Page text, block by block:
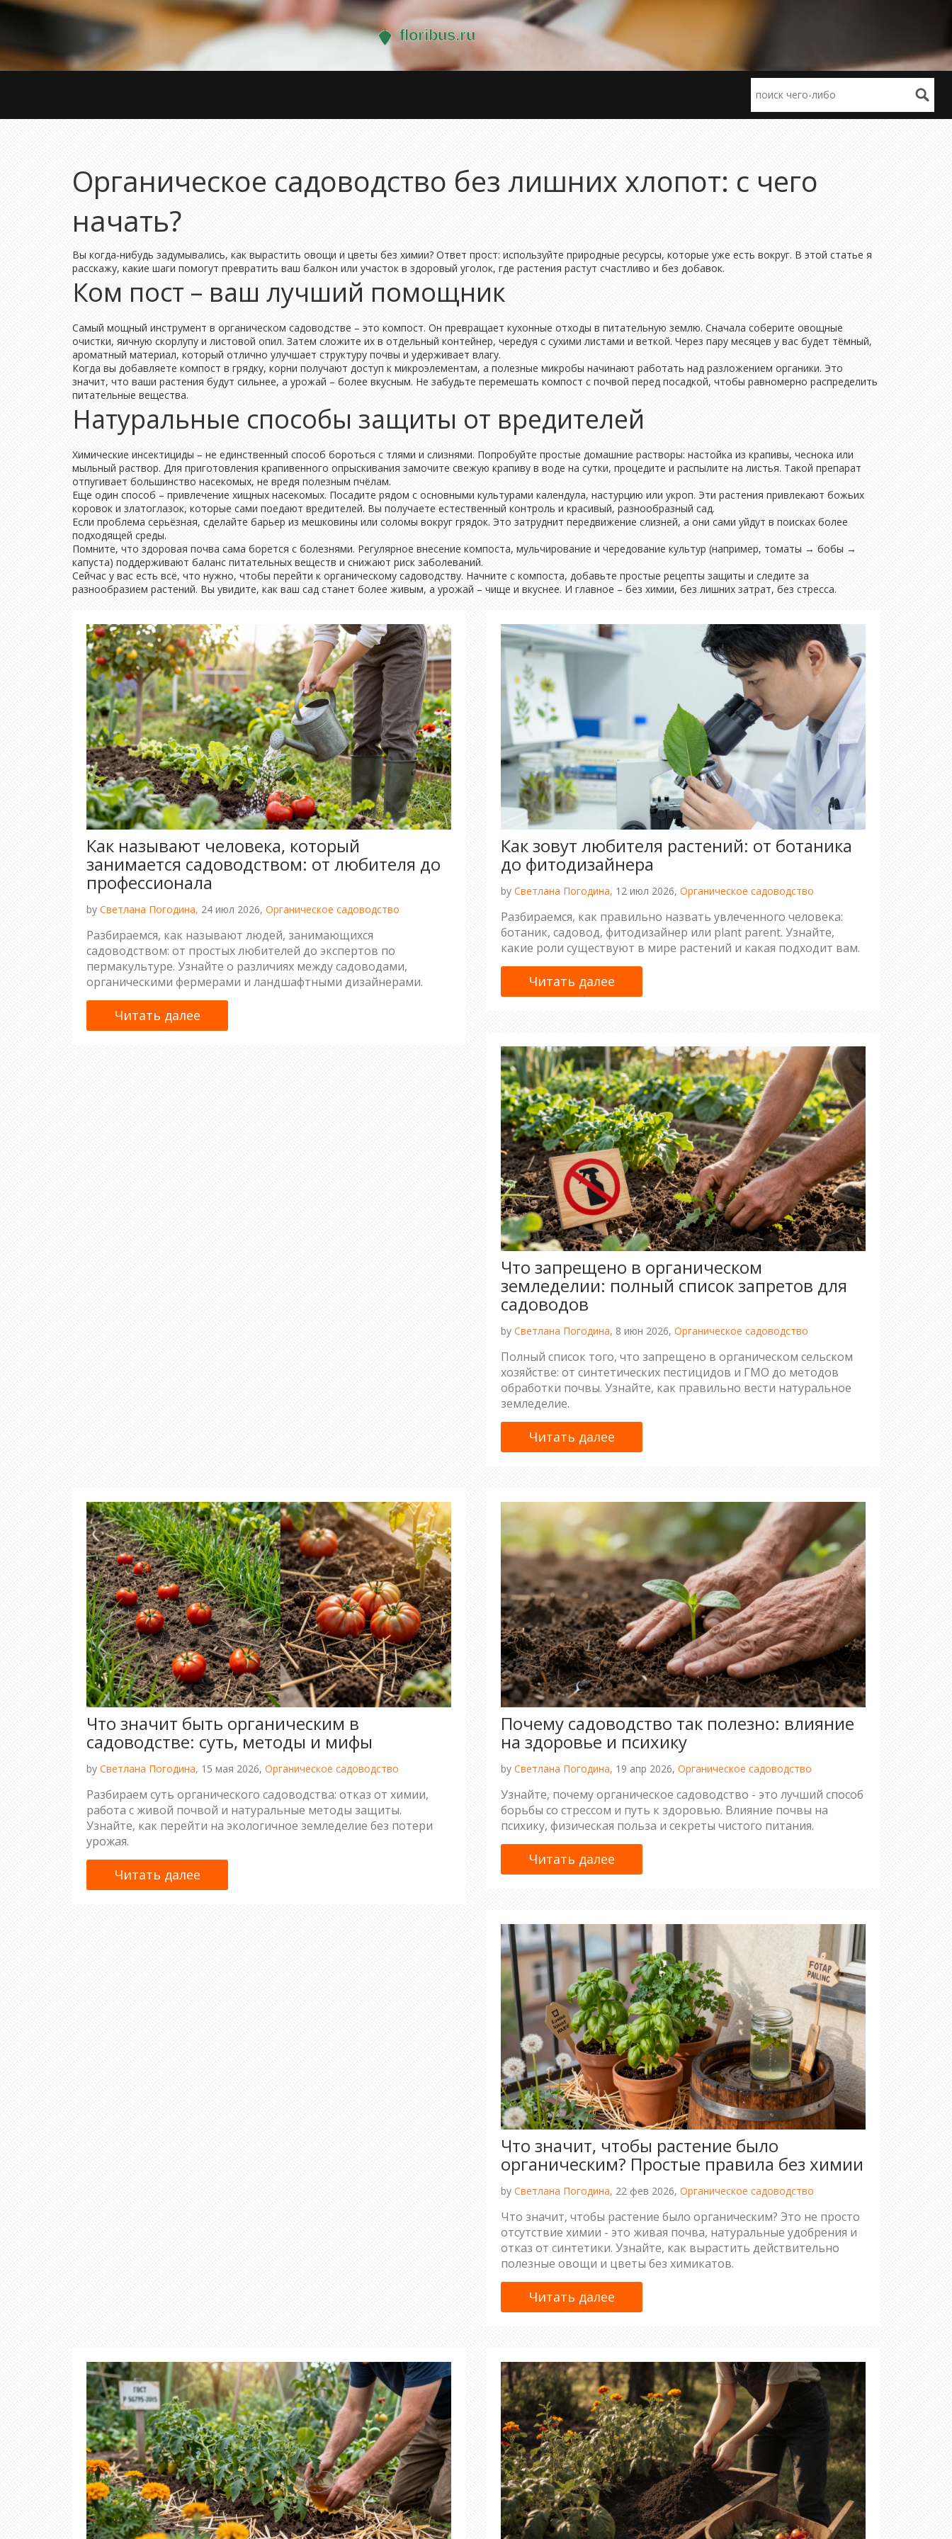
Органическое садоводство без лишних хлопот: с чего
начать?
Вы когда‑нибудь задумывались, как вырастить овощи и цветы без химии? Ответ прост: используйте природные ресурсы, которые уже есть вокруг. В этой статье я
расскажу, какие шаги помогут превратить ваш балкон или участок в здоровый уголок, где растения растут счастливо и без добавок.
Ком пост – ваш лучший помощник
Самый мощный инструмент в органическом садоводстве – это компост. Он превращает кухонные отходы в питательную землю. Сначала соберите овощные
очистки, яичную скорлупу и листовой опил. Затем сложите их в отдельный контейнер, чередуя с сухими листами и веткой. Через пару месяцев у вас будет тёмный,
ароматный материал, который отлично улучшает структуру почвы и удерживает влагу.
Когда вы добавляете компост в грядку, корни получают доступ к микроэлементам, а полезные микробы начинают работать над разложением органики. Это
значит, что ваши растения будут сильнее, а урожай – более вкусным. Не забудьте перемешать компост с почвой перед посадкой, чтобы равномерно распределить
питательные вещества.
Натуральные способы защиты от вредителей
Химические инсектициды – не единственный способ бороться с тлями и слизнями. Попробуйте простые домашние растворы: настойка из крапивы, чеснока или
мыльный раствор. Для приготовления крапивенного опрыскивания замочите свежую крапиву в воде на сутки, процедите и распылите на листья. Такой препарат
отпугивает большинство насекомых, не вредя полезным пчёлам.
Еще один способ – привлечение хищных насекомых. Посадите рядом с основными культурами календула, настурцию или укроп. Эти растения привлекают божьих
коровок и златоглазок, которые сами поедают вредителей. Вы получаете естественный контроль и красивый, разнообразный сад.
Если проблема серьёзная, сделайте барьер из мешковины или соломы вокруг грядок. Это затруднит передвижение слизней, а они сами уйдут в поисках более
подходящей среды.
Помните, что здоровая почва сама борется с болезнями. Регулярное внесение компоста, мульчирование и чередование культур (например, томаты → бобы →
капуста) поддерживают баланс питательных веществ и снижают риск заболеваний.
Сейчас у вас есть всё, что нужно, чтобы перейти к органическому садоводству. Начните с компоста, добавьте простые рецепты защиты и следите за
разнообразием растений. Вы увидите, как ваш сад станет более живым, а урожай – чище и вкуснее. И главное – без химии, без лишних затрат, без стресса.
Как называют человека, который
занимается садоводством: от любителя до
профессионала
by Светлана Погодина, 24 июл 2026, Органическое садоводство
Разбираемся, как называют людей, занимающихся
садоводством: от простых любителей до экспертов по
пермакультуре. Узнайте о различиях между садоводами,
органическими фермерами и ландшафтными дизайнерами.
Читать далее
Как зовут любителя растений: от ботаника
до фитодизайнера
by Светлана Погодина, 12 июл 2026, Органическое садоводство
Разбираемся, как правильно назвать увлеченного человека:
ботаник, садовод, фитодизайнер или plant parent. Узнайте,
какие роли существуют в мире растений и какая подходит вам.
Читать далее
Что запрещено в органическом
земледелии: полный список запретов для
садоводов
by Светлана Погодина, 8 июн 2026, Органическое садоводство
Полный список того, что запрещено в органическом сельском
хозяйстве: от синтетических пестицидов и ГМО до методов
обработки почвы. Узнайте, как правильно вести натуральное
земледелие.
Читать далее
Что значит быть органическим в
садоводстве: суть, методы и мифы
by Светлана Погодина, 15 мая 2026, Органическое садоводство
Разбираем суть органического садоводства: отказ от химии,
работа с живой почвой и натуральные методы защиты.
Узнайте, как перейти на экологичное земледелие без потери
урожая.
Читать далее
Почему садоводство так полезно: влияние
на здоровье и психику
by Светлана Погодина, 19 апр 2026, Органическое садоводство
Узнайте, почему органическое садоводство - это лучший способ
борьбы со стрессом и путь к здоровью. Влияние почвы на
психику, физическая польза и секреты чистого питания.
Читать далее
Что значит, чтобы растение было
органическим? Простые правила без химии
by Светлана Погодина, 22 фев 2026, Органическое садоводство
Что значит, чтобы растение было органическим? Это не просто
отсутствие химии - это живая почва, натуральные удобрения и
отказ от синтетики. Узнайте, как вырастить действительно
полезные овощи и цветы без химикатов.
Читать далее